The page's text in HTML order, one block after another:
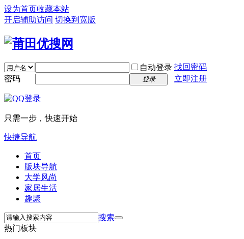
设为首页收藏本站
开启辅助访问 切换到宽版
自动登录 找回密码
密码
登录 立即注册
只需一步，快速开始
快捷导航
首页
版块导航
大学风尚
家居生活
趣聚
搜索
热门板块